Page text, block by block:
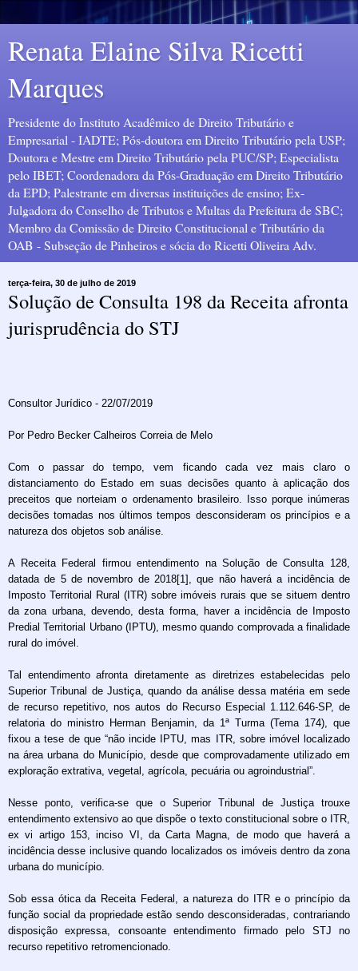
Renata Elaine Silva Ricetti
Marques
Presidente do Instituto Acadêmico de Direito Tributário e
Empresarial - IADTE; Pós-doutora em Direito Tributário pela USP;
Doutora e Mestre em Direito Tributário pela PUC/SP; Especialista
pelo IBET; Coordenadora da Pós-Graduação em Direito Tributário
da EPD; Palestrante em diversas instituições de ensino; Ex-
Julgadora do Conselho de Tributos e Multas da Prefeitura de SBC;
Membro da Comissão de Direito Constitucional e Tributário da
OAB - Subseção de Pinheiros e sócia do Ricetti Oliveira Adv.
terça-feira, 30 de julho de 2019
Solução de Consulta 198 da Receita afronta
jurisprudência do STJ
Consultor Jurídico - 22/07/2019
Por Pedro Becker Calheiros Correia de Melo
Com o passar do tempo, vem ficando cada vez mais claro o
distanciamento do Estado em suas decisões quanto à aplicação dos
preceitos que norteiam o ordenamento brasileiro. Isso porque inúmeras
decisões tomadas nos últimos tempos desconsideram os princípios e a
natureza dos objetos sob análise.
A Receita Federal firmou entendimento na Solução de Consulta 128,
datada de 5 de novembro de 2018[1], que não haverá a incidência de
Imposto Territorial Rural (ITR) sobre imóveis rurais que se situem dentro
da zona urbana, devendo, desta forma, haver a incidência de Imposto
Predial Territorial Urbano (IPTU), mesmo quando comprovada a finalidade
rural do imóvel.
Tal entendimento afronta diretamente as diretrizes estabelecidas pelo
Superior Tribunal de Justiça, quando da análise dessa matéria em sede
de recurso repetitivo, nos autos do Recurso Especial 1.112.646-SP, de
relatoria do ministro Herman Benjamin, da 1ª Turma (Tema 174), que
fixou a tese de que “não incide IPTU, mas ITR, sobre imóvel localizado
na área urbana do Município, desde que comprovadamente utilizado em
exploração extrativa, vegetal, agrícola, pecuária ou agroindustrial”.
Nesse ponto, verifica-se que o Superior Tribunal de Justiça trouxe
entendimento extensivo ao que dispõe o texto constitucional sobre o ITR,
ex vi artigo 153, inciso VI, da Carta Magna, de modo que haverá a
incidência desse inclusive quando localizados os imóveis dentro da zona
urbana do município.
Sob essa ótica da Receita Federal, a natureza do ITR e o princípio da
função social da propriedade estão sendo desconsideradas, contrariando
disposição expressa, consoante entendimento firmado pelo STJ no
recurso repetitivo retromencionado.